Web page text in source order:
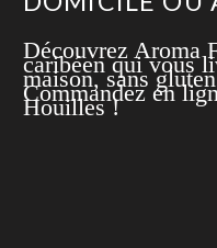
Découvrez Aroma
caribéen qui vous
maison, sans
Commandez en
Houilles !